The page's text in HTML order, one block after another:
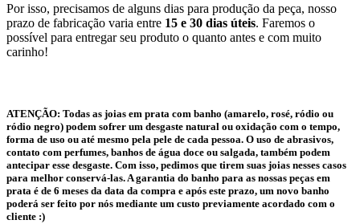
Por isso, precisamos de alguns dias para produção da peça, nosso
prazo de fabricação varia entre 15 e 30 dias úteis. Faremos o
possível para entregar seu produto o quanto antes e com muito
carinho!
ATENÇÃO: Todas as joias em prata com banho (amarelo, rosé, ródio ou
ródio negro) podem sofrer um desgaste natural ou oxidação com o tempo,
forma de uso ou até mesmo pela pele de cada pessoa. O uso de abrasivos,
contato com perfumes, banhos de água doce ou salgada, também podem
antecipar esse desgaste. Com isso, pedimos que tirem suas joias nesses casos
para melhor conservá-las. A garantia do banho para as nossas peças em
prata é de 6 meses da data da compra e após este prazo, um novo banho
poderá ser feito por nós mediante um custo previamente acordado com o
cliente :)